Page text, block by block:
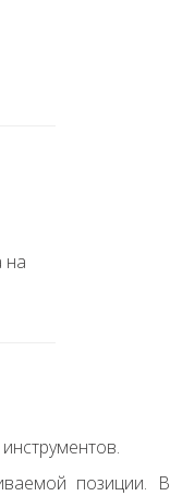
на
позиции.